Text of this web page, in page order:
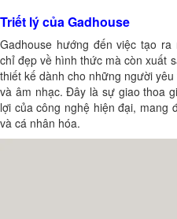
Triết lý của Gadhouse
Gadhouse hướng đến việc tạo
chỉ đẹp về hình thức mà còn xuất
thiết kế dành cho những người
và âm nhạc. Đây là sự giao thoa
lợi của công nghệ hiện đại, mang
và cá nhân hóa.